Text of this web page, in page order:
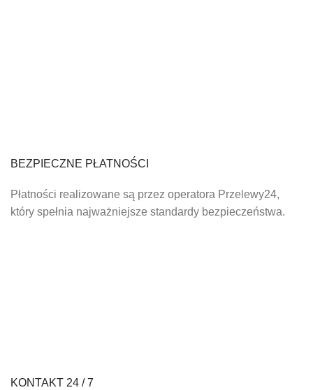
BEZPIECZNE PŁATNOŚCI
Płatności realizowane są przez operatora Przelewy24,
który spełnia najważniejsze standardy bezpieczeństwa.
KONTAKT 24 / 7